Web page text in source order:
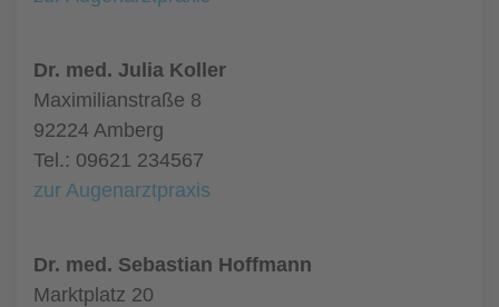
Dr. med. Julia Koller
Maximilianstraße 8
92224 Amberg
Tel.: 09621 234567
zur Augenarztpraxis
Dr. med. Sebastian Hoffmann
Marktplatz 20